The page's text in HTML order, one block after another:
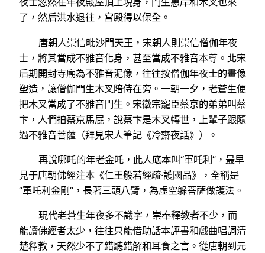
了，然后洪水退往，宮殿得以保全。
唐朝人崇信毗沙門天王，宋朝人則崇信僧伽年夜
士，將其當成不雅音化身，甚至當成不雅音本尊。北宋
后期開封寺廟為不雅音泥像，往往按僧伽年夜士的畫像
塑造，讓僧伽門生木叉陪侍在旁。一朝一夕，老蒼生便
把木叉當成了不雅音門生。宋徽宗寵臣蔡京的弟弟叫蔡
卞，人們拍蔡京馬屁，說蔡卞是木叉轉世，上輩子跟隨
過不雅音菩薩（拜見宋人筆記《冷齋夜話》）。
再說哪吒的年老金吒，此人底本叫“軍吒利”，最早
見于唐朝佛經注本《仁王般若經疏·護國品》，全稱是
“軍吒利金剛”，長著三頭八臂，為虛空躲菩薩做護法。
現代老蒼生年夜多不識字，崇奉釋教者不少，而
能讀佛經者太少，往往只能借助話本評書和戲曲唱詞清
楚釋教，天然少不了錯聽錯解和耳食之言。從唐朝到元